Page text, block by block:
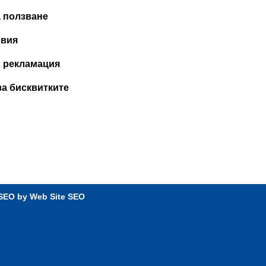
ползване
рекламация
бисквитките
by Web Site SEO